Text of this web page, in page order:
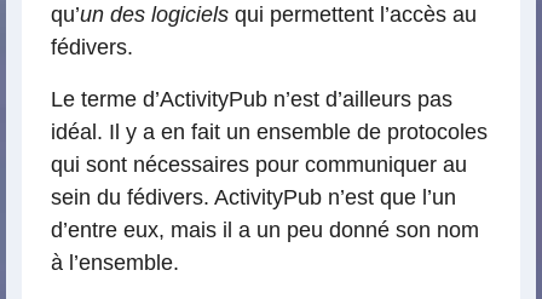
qu’un des logiciels qui permettent l’accès au
fédivers.
Le terme d’ActivityPub n’est d’ailleurs pas
idéal. Il y a en fait un ensemble de protocoles
qui sont nécessaires pour communiquer au
sein du fédivers. ActivityPub n’est que l’un
d’entre eux, mais il a un peu donné son nom
à l’ensemble.